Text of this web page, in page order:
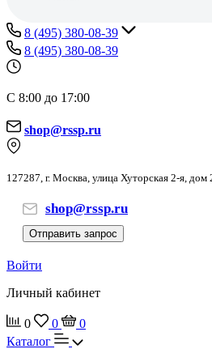
8 (495) 380-08-39
8 (495) 380-08-39
С 8:00 до 17:00
shop@rssp.ru
127287, г. Москва, улица Хуторская 2-я,
shop@rssp.ru
Отправить запрос
Войти
Личный кабинет
0 0
0
Каталог